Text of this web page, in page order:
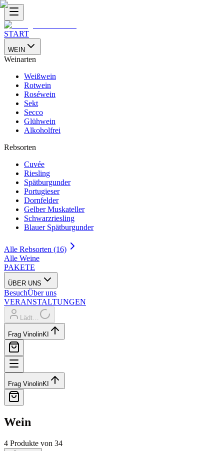
START
WEIN
Weinarten
Weißwein
Rotwein
Roséwein
Sekt
Secco
Glühwein
Alkoholfrei
Rebsorten
Cuvée
Riesling
Spätburgunder
Portugieser
Dornfelder
Gelber Muskateller
Schwarzriesling
Blauer Spätburgunder
Alle Rebsorten (16)
Alle Weine
PAKETE
ÜBER UNS
BesuchÜber uns
VERANSTALTUNGEN
Lädt…
Frag VinolinKI
Frag VinolinKI
Wein
4 Produkte von 34